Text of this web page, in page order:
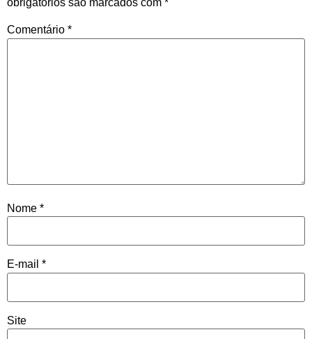
obrigatórios são marcados com *
Comentário *
Nome *
E-mail *
Site